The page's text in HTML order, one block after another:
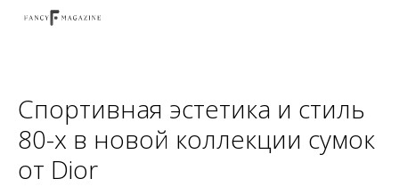
Спортивная эстетика и стиль
80-х в новой коллекции сумок
от Dior